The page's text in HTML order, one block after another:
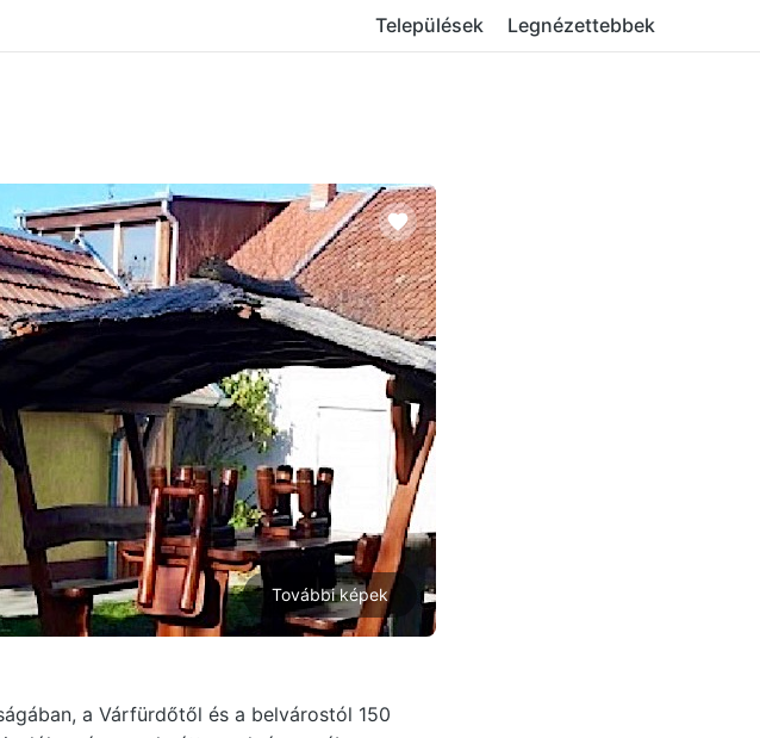
Települések Legnézettebbek
További képek
a Várfürdőtől és a belvárostól 150